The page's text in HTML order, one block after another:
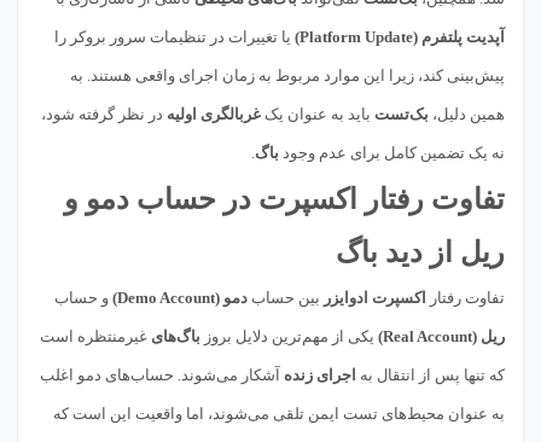
آپدیت پلتفرم (Platform Update) یا تغییرات در تنظیمات سرور بروکر را
پیش‌بینی کند، زیرا این موارد مربوط به زمان اجرای واقعی هستند. به
همین دلیل، بک‌تست باید به عنوان یک غربالگری اولیه در نظر گرفته شود،
نه یک تضمین کامل برای عدم وجود باگ.
تفاوت رفتار اکسپرت در حساب دمو و
ریل از دید باگ
تفاوت رفتار اکسپرت ادوایزر بین حساب دمو (Demo Account) و حساب
ریل (Real Account) یکی از مهم‌ترین دلایل بروز باگ‌های غیرمنتظره است
که تنها پس از انتقال به اجرای زنده آشکار می‌شوند. حساب‌های دمو اغلب
به عنوان محیط‌های تست ایمن تلقی می‌شوند، اما واقعیت این است که